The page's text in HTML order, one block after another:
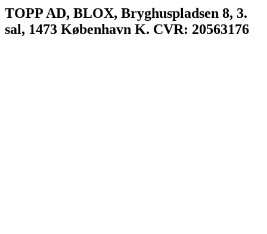
TOPP AD, BLOX, Bryghuspladsen 8, 3.
sal, 1473 København K. CVR: 20563176